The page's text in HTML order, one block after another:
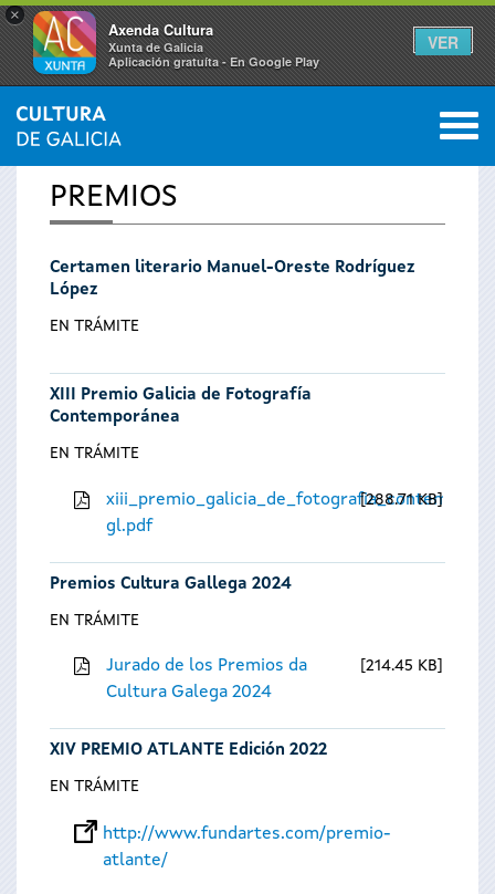
×
Axenda Cultura
Xunta de Galicia
Aplicación gratuíta - En Google Play
VER
Se
encuentra
usted
aquí
INICIO 0
PREMIOS
Certamen literario Manuel-Oreste Rodríguez
López
EN TRÁMITE
XIII Premio Galicia de Fotografía
Contemporánea
EN TRÁMITE
gl.pdf
288.71 KB
Premios Cultura Gallega 2024
EN TRÁMITE
Jurado de los Premios da
Cultura Galega 2024
214.45 KB
XIV PREMIO ATLANTE Edición 2022
EN TRÁMITE
http://www.fundartes.com/premio-
atlante/